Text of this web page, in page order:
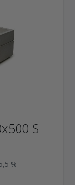
S
%